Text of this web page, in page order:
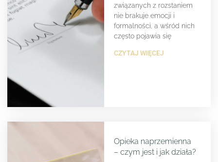
związanych z rozstaniem
nie brakuje emocji i
formalności, a wśród nich
często pojawia się
CZYTAJ WIĘCEJ
Opieka naprzemienna
– czym jest i jak działa?